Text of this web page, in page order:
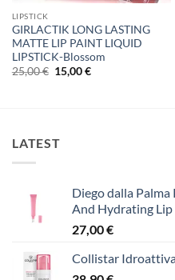
LIPSTICK
GIRLACTIK LONG LASTING
MATTE LIP PAINT LIQUID
LIPSTICK-Blossom
25,00€ Original
price
15,00€Η
LATEST
Diego dalla
And Hydrating
27,00€
Collistar